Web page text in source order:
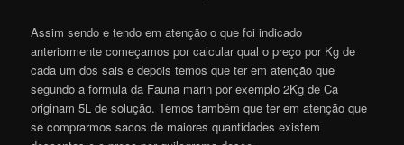
Assim sendo e tendo em atenção o que foi indicado
anteriormente começamos por calcular qual o preço por Kg de
cada um dos sais e depois temos que ter em atenção que
segundo a formula da Fauna marin por exemplo 2Kg de Ca
originam 5L de solução. Temos também que ter em atenção que
se comprarmos sacos de maiores quantidades existem